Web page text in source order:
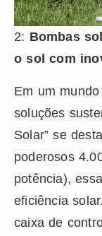
2: Bombas
o sol com
Em um
soluções
Solar” se
poderosos
potência),
eficiência
caixa de